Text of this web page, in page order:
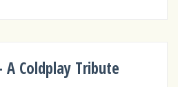
A Coldplay Tribute